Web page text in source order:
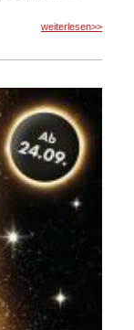
weiterlesen>>